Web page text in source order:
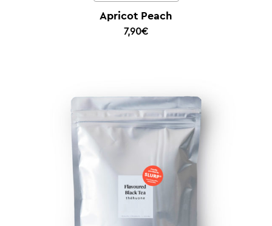
Apricot Peach
7,90€